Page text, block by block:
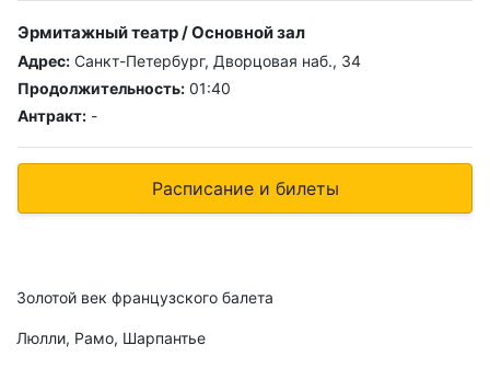
Эрмитажный театр / Основной зал
Адрес: Санкт-Петербург, Дворцовая наб., 34
Продолжительность: 01:40
Антракт: -
Расписание и билеты
Золотой век французского балета
Люлли, Рамо, Шарпантье